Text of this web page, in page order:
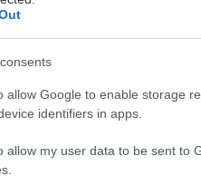
allow Google to enable storage
identifiers in apps.
allow my user data to be sent to
στην Ισπανία
από τα σημαντικότερα
η ταχύτατη εξέλιξη
μοντέλα τα οποία έχουν
πολυτελή κατηγορία.